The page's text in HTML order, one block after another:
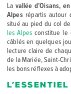
La vallée d’Oisans,
Alpes répartis autour
situé au pied du col
les Alpes constitue le
câblés en quelques
lecture claire de
de la Mariée, Saint-
les bons réflexes à